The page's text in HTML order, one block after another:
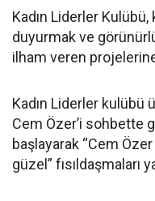
Kadın Liderler
duyurmak ve
ilham veren
Kadın Liderler kulübü
Cem Özer’i sohbette
başlayarak “Cem
güzel” fısıldaşmaları